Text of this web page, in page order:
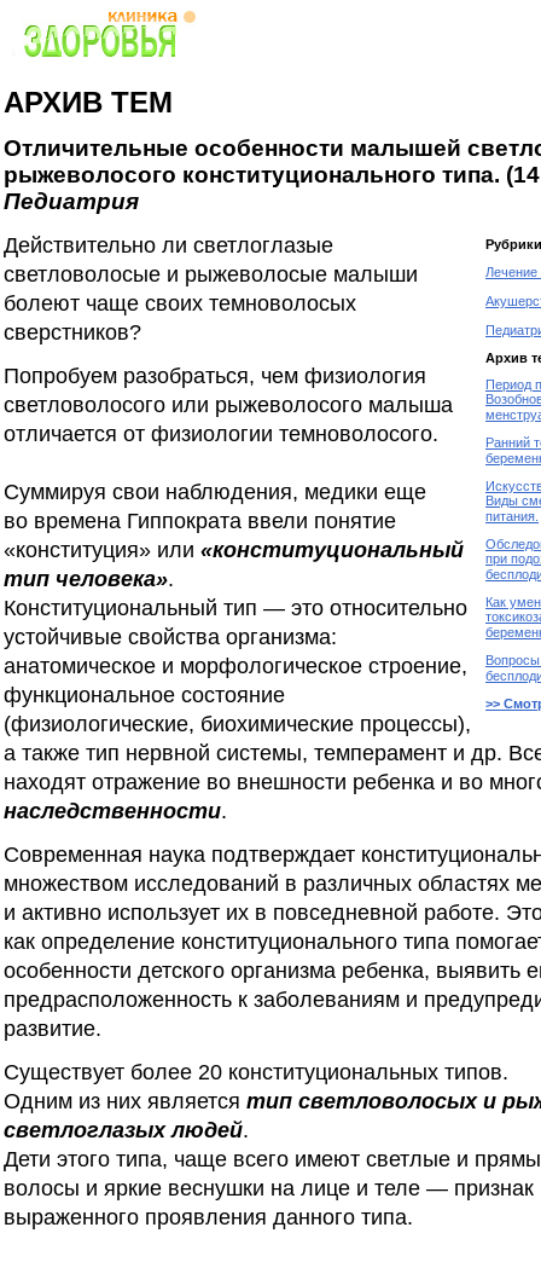
АРХИВ ТЕМ
Отличительные особенности малышей
рыжеволосого конституционального типа.
Педиатрия
Рубрики
Архив
Период
Ранний
Виды
питания.
при
Как
>>
Действительно ли светлоглазые
светловолосые и рыжеволосые малыши
болеют чаще своих темноволосых
сверстников?
Попробуем разобраться, чем физиология
светловолосого или рыжеволосого малыша
отличается от физиологии темноволосого.
Суммируя свои наблюдения, медики еще
во времена Гиппократа ввели понятие
«конституция» или «конституциональный
тип человека».
Конституциональный тип — это относительно
устойчивые свойства организма:
анатомическое и морфологическое строение,
функциональное состояние
(физиологические, биохимические процессы),
а также тип нервной системы, темперамент и др.
находят отражение во внешности ребенка и во
наследственности.
Современная наука подтверждает
множеством исследований в различных областях
и активно использует их в повседневной работе.
как определение конституционального типа
особенности детского организма ребенка, выявить
предрасположенность к заболеваниям и
развитие.
Существует более 20 конституциональных типов.
Одним из них является тип светловолосых и
светлоглазых людей.
Дети этого типа, чаще всего имеют светлые и
волосы и яркие веснушки на лице и теле —
выраженного проявления данного типа.